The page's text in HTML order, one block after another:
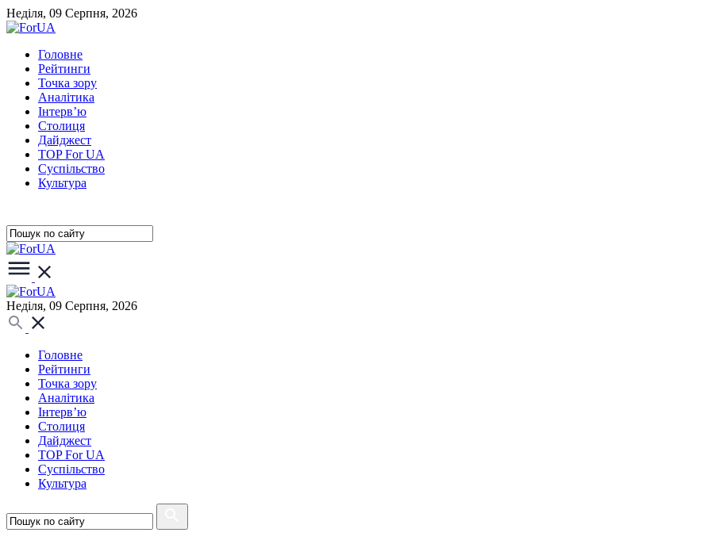
Неділя, 09 Серпня, 2026
Головне
Рейтинги
Точка зору
Аналітика
Інтерв’ю
Столиця
Дайджест
TOP For UA
Суспiльство
Культура
Неділя, 09 Серпня, 2026
Головне
Рейтинги
Точка зору
Аналітика
Інтерв’ю
Столиця
Дайджест
TOP For UA
Суспiльство
Культура